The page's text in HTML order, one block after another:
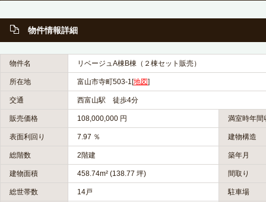
物件情報詳細
物件名 リベージュA棟B棟（２棟セット販売）
所在地 富山市寺町503-1 [地図]
交通 西富山駅 徒歩4分
販売価格 108,000,000 円 満室時年間
表面利回り 7.97 ％ 建物構造
総階数 2階建 築年月
建物面積 458.74m² (138.77 坪) 間取り
総世帯数 14戸 駐車場